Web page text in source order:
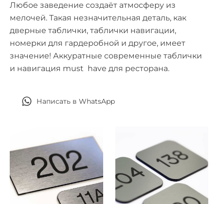
Любое заведение создаёт атмосферу из
мелочей. Такая незначительная деталь, как
дверные таблички, таблички навигации,
номерки для гардеробной и другое, имеет
значение! Аккуратные современные таблички
и навигация must have для ресторана.
Написать в WhatsApp